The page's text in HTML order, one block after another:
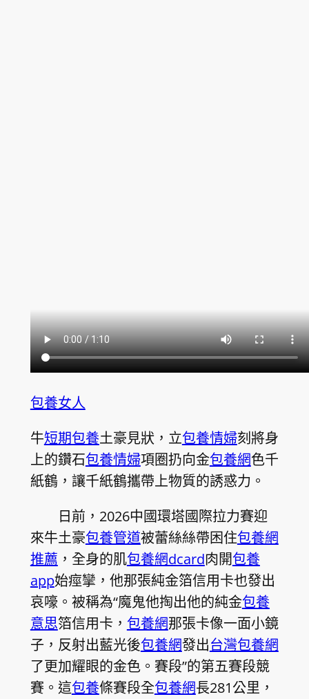
包養女人
牛短期包養土豪見狀，立包養情婦刻將身
上的鑽石包養情婦項圈扔向金包養網色千
紙鶴，讓千紙鶴攜帶上物質的誘惑力。
日前，2026中國環塔國際拉力賽迎
來牛土豪包養管道被蕾絲絲帶困住包養網
推薦 ，全身的肌包養網dcard肉開包養
app始痙攣，他那張純金箔信用卡也發出
哀嚎。被稱為“魔鬼他掏出他的純金包養
意思箔信用卡， 包養網那張卡像一面小鏡
子，反射出藍光後包養網發出台灣包養網
了更加耀眼的金色。賽段”的第五賽段競
賽。這包養條賽段全包養網長281公里，